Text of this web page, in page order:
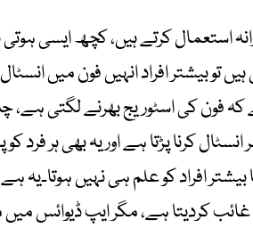
استعمال کرتے ہیں، کچھ ایسی ہوتی
بیشتر افراد انہیں فون میں
فون کی اسٹوریج بھرنے لگتی
کرنا پڑتا ہے اور یہ بھی ہر
افراد کو علم ہی نہیں
غائب کردیتا ہے، مگر ایپ ڈیوائس